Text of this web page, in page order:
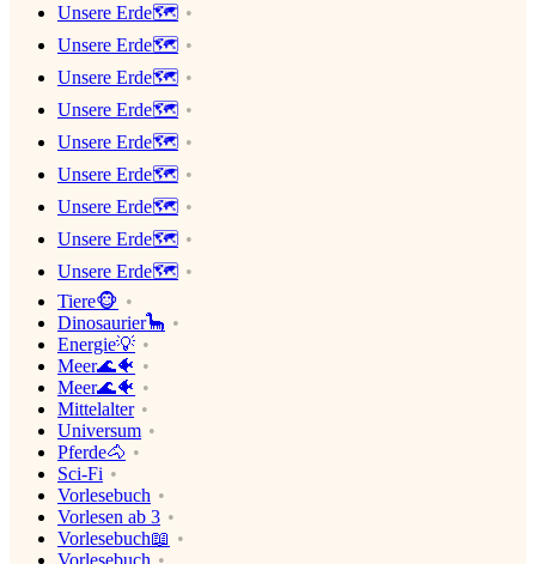
Unsere Erde🗺
Unsere Erde🗺
Unsere Erde🗺
Unsere Erde🗺
Unsere Erde🗺
Unsere Erde🗺
Unsere Erde🗺
Unsere Erde🗺
Unsere Erde🗺
Tiere🐵
Dinosaurier🦕
Energie💡
Meer🌊🐠
Meer🌊🐠
Mittelalter
Universum
Pferde🐴
Sci-Fi
Vorlesebuch
Vorlesen ab 3
Vorlesebuch📖